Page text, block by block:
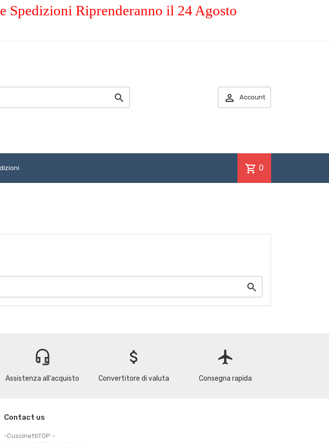
Spedizioni Riprenderanno il 24 Agosto
  Account
shopping_cart 0

headset_mic
Assistenza all'acquisto
attach_money
Convertitore di valuta
flight
Consegna rapida
Contact us
-CuscinettiTOP -